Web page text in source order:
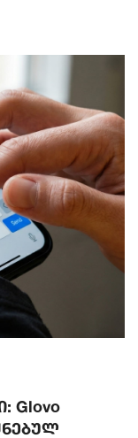
Glovo